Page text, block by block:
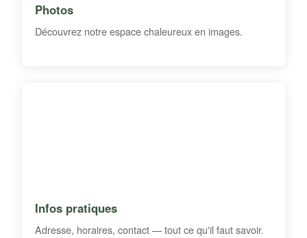
Photos
Découvrez notre espace chaleureux en images.
Infos pratiques
Adresse, horaires, contact — tout ce qu'il faut savoir.